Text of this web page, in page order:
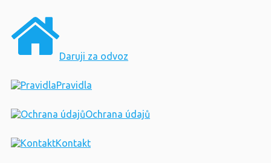
Daruji za odvoz
Pravidla
Ochrana údajů
Kontakt